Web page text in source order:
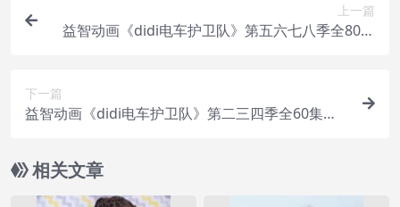
上一篇
益智动画《didi电车护卫队》第五六七八季全80集
下一篇
益智动画《didi电车护卫队》第二三四季全60集下
相关文章